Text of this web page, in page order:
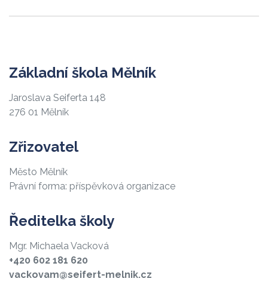
Základní škola Mělník
Jaroslava Seiferta 148
276 01 Mělník
Zřizovatel
Město Mělník
Právní forma: příspěvková organizace
Ředitelka školy
Mgr. Michaela Vacková
+420 602 181 620
vackovam@seifert-melnik.cz